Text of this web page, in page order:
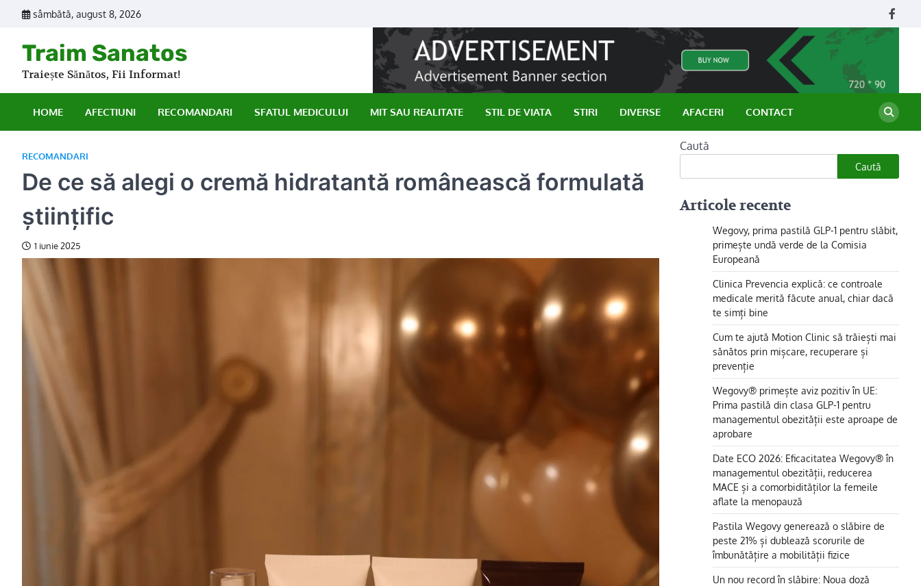
sâmbătă, august 8, 2026
Traim Sanatos
Traiește Sănătos, Fii Informat!
HOME AFECTIUNI RECOMANDARI SFATUL MEDICULUI MIT SAU REALITATE STIL DE VIATA STIRI DIVERSE AFACERI CONTACT
RECOMANDARI
De ce să alegi o cremă hidratantă românească formulată
științific
1 iunie 2025
Caută
Caută
Articole recente
Wegovy, prima pastilă GLP-1 pentru slăbit,
primește undă verde de la Comisia
Europeană
Clinica Prevencia explică: ce controale
medicale merită făcute anual, chiar dacă
te simți bine
Cum te ajută Motion Clinic să trăiești mai
sănătos prin mișcare, recuperare și
prevenție
Wegovy® primește aviz pozitiv în UE:
Prima pastilă din clasa GLP-1 pentru
managementul obezității este aproape de
aprobare
Date ECO 2026: Eficacitatea Wegovy® în
managementul obezității, reducerea
MACE și a comorbidităților la femeile
aflate la menopauză
Pastila Wegovy generează o slăbire de
peste 21% și dublează scorurile de
îmbunătățire a mobilității fizice
Un nou record în slăbire: Noua doză